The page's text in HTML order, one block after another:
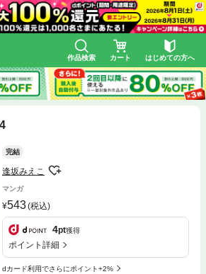
作品検索 カート はじめての方へ
完結
逢坂みえこ
マンガ
543(税込)
4pt獲得
ポイント詳細
dカード利用でさらにポイント+2%